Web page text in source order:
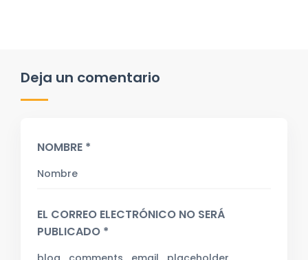
Deja un comentario
NOMBRE *
EL CORREO ELECTRÓNICO NO SERÁ
PUBLICADO *